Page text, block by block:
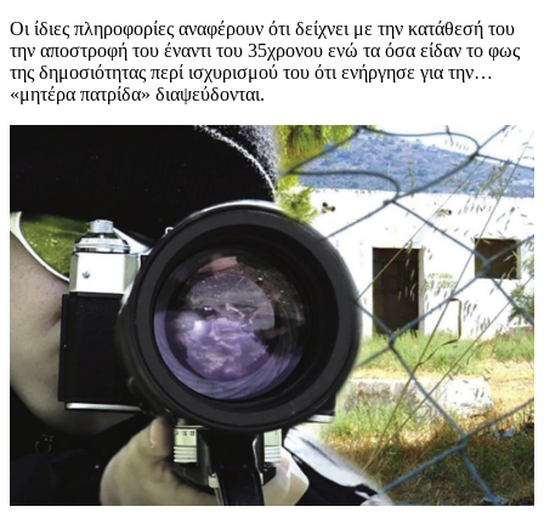
Οι ίδιες πληροφορίες αναφέρουν ότι δείχνει με την κατάθεσή του
την αποστροφή του έναντι του 35χρονου ενώ τα όσα είδαν το φως
της δημοσιότητας περί ισχυρισμού του ότι ενήργησε για την…
«μητέρα πατρίδα» διαψεύδονται.